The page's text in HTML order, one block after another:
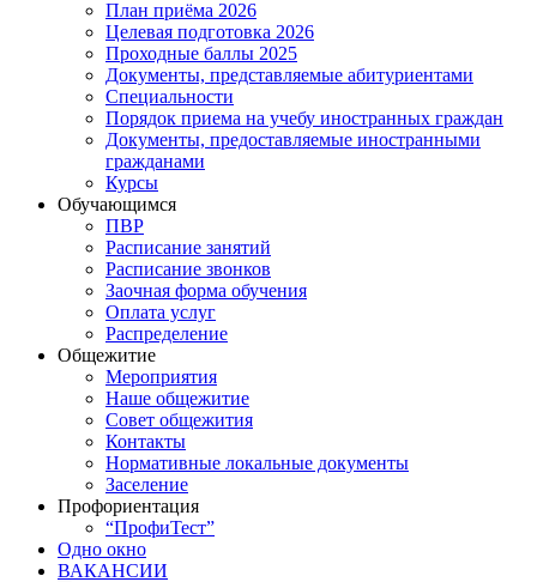
План приёма 2026
Целевая подготовка 2026
Проходные баллы 2025
Документы, представляемые абитуриентами
Специальности
Порядок приема на учебу иностранных граждан
Документы, предоставляемые иностранными
гражданами
Курсы
Обучающимся
ПВР
Расписание занятий
Расписание звонков
Заочная форма обучения
Оплата услуг
Распределение
Общежитие
Мероприятия
Наше общежитие
Совет общежития
Контакты
Нормативные локальные документы
Заселение
Профориентация
“ПрофиТест”
Одно окно
ВАКАНСИИ